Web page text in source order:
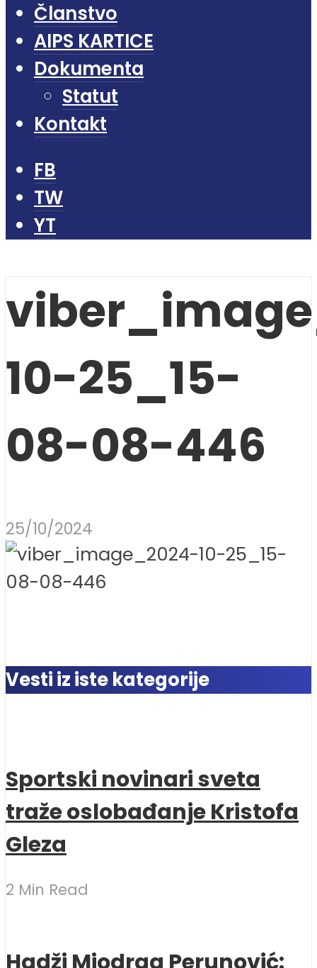
Članstvo
AIPS KARTICE
Dokumenta
Statut
Kontakt
FB
TW
YT
10-25_15-
08-08-446
25/10/2024
Vesti iz iste kategorije
Sportski novinari sveta
traže oslobađanje Kristofa
Gleza
2 Min Read